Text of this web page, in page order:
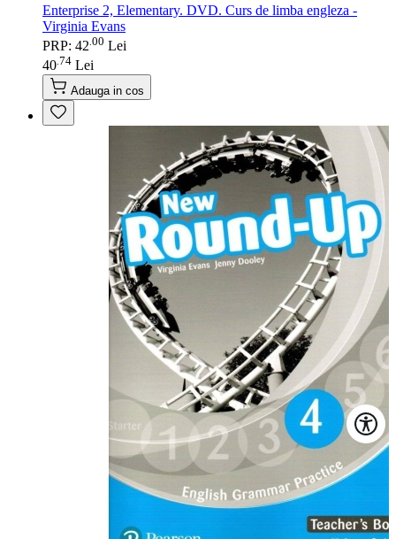
Enterprise 2, Elementary. DVD. Curs de limba engleza -
Virginia Evans
PRP: 42 00 Lei
40 74 Lei
Adauga in cos